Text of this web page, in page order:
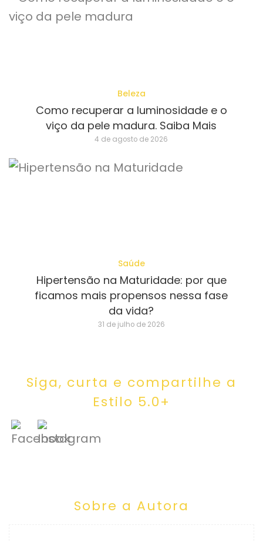
Beleza
Como recuperar a luminosidade e o
viço da pele madura. Saiba Mais
4 de agosto de 2026
Saúde
Hipertensão na Maturidade: por que
ficamos mais propensos nessa fase
da vida?
31 de julho de 2026
Siga, curta e compartilhe a
Estilo 5.0+
Sobre a Autora